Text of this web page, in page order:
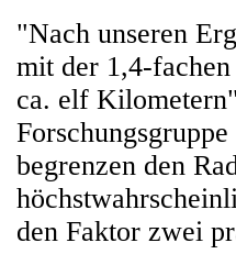
"Nach unseren
mit der 1,4-fachen
ca. elf
begrenzen den
den Faktor zwei